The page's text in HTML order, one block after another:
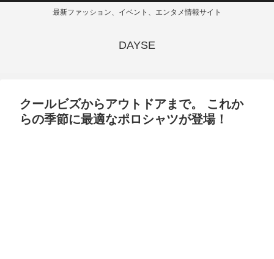
最新ファッション、イベント、エンタメ情報サイト
DAYSE
クールビズからアウトドアまで。 これか
らの季節に最適なポロシャツが登場！